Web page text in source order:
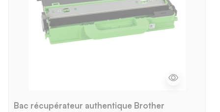
Bac récupérateur authentique Brother